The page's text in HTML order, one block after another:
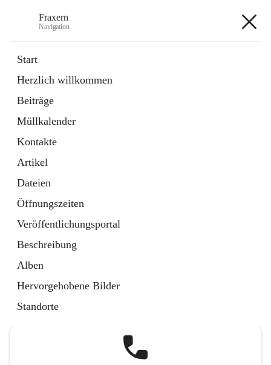
Fraxern
Navigation
Start
Herzlich willkommen
Beiträge
Müllkalender
Kontakte
Artikel
Dateien
Öffnungszeiten
Veröffentlichungsportal
Beschreibung
Alben
Hervorgehobene Bilder
Standorte
Ordner
in
Tab
Formulare
Artikel
öffnet
in
neuem
Tab